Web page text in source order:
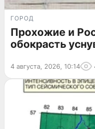
ГОРОД
Прохожие и
обокрасть
4 августа, 2026, 10:14